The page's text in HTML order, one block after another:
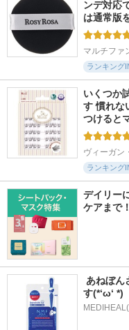
ンデ対応
は通常版
マルチファ
ランキング
いくつか
す 慣れな
つけると
ヴィーガン
ランキング
デイリー
ケアまで！
あねぼん
す(*‘ω‘ *)